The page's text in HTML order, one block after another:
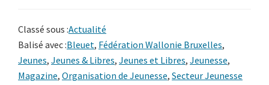
Classé sous :Actualité
Balisé avec :Bleuet, Fédération Wallonie Bruxelles,
Jeunes, Jeunes & Libres, Jeunes et Libres, Jeunesse,
Magazine, Organisation de Jeunesse, Secteur Jeunesse